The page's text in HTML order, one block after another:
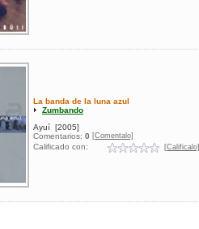
La banda de la luna azul
Zumbando
Ayuí [2005]
Comentarios: 0 [Comentalo]
Calificado con: [Calificalo]